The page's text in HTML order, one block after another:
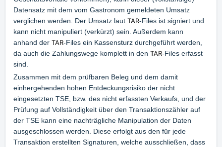
Datensatz mit dem vom Gastronom gemeldeten Umsatz
verglichen werden. Der Umsatz laut TAR-Files ist signiert und
kann nicht manipuliert (verkürzt) sein. Außerdem kann
anhand der TAR-Files ein Kassensturz durchgeführt werden,
da auch die Zahlungswege komplett in den TAR-Files erfasst
sind.
Zusammen mit dem prüfbaren Beleg und dem damit
einhergehenden hohen Entdeckungsrisiko der nicht
eingesetzten TSE, bzw. des nicht erfassten Verkaufs, und der
Prüfung auf Vollständigkeit über den Transaktionszähler auf
der TSE kann eine nachträgliche Manipulation der Daten
ausgeschlossen werden. Diese erfolgt aus den für jede
Transaktion erstellten Signaturen, welche ausschließen, dass